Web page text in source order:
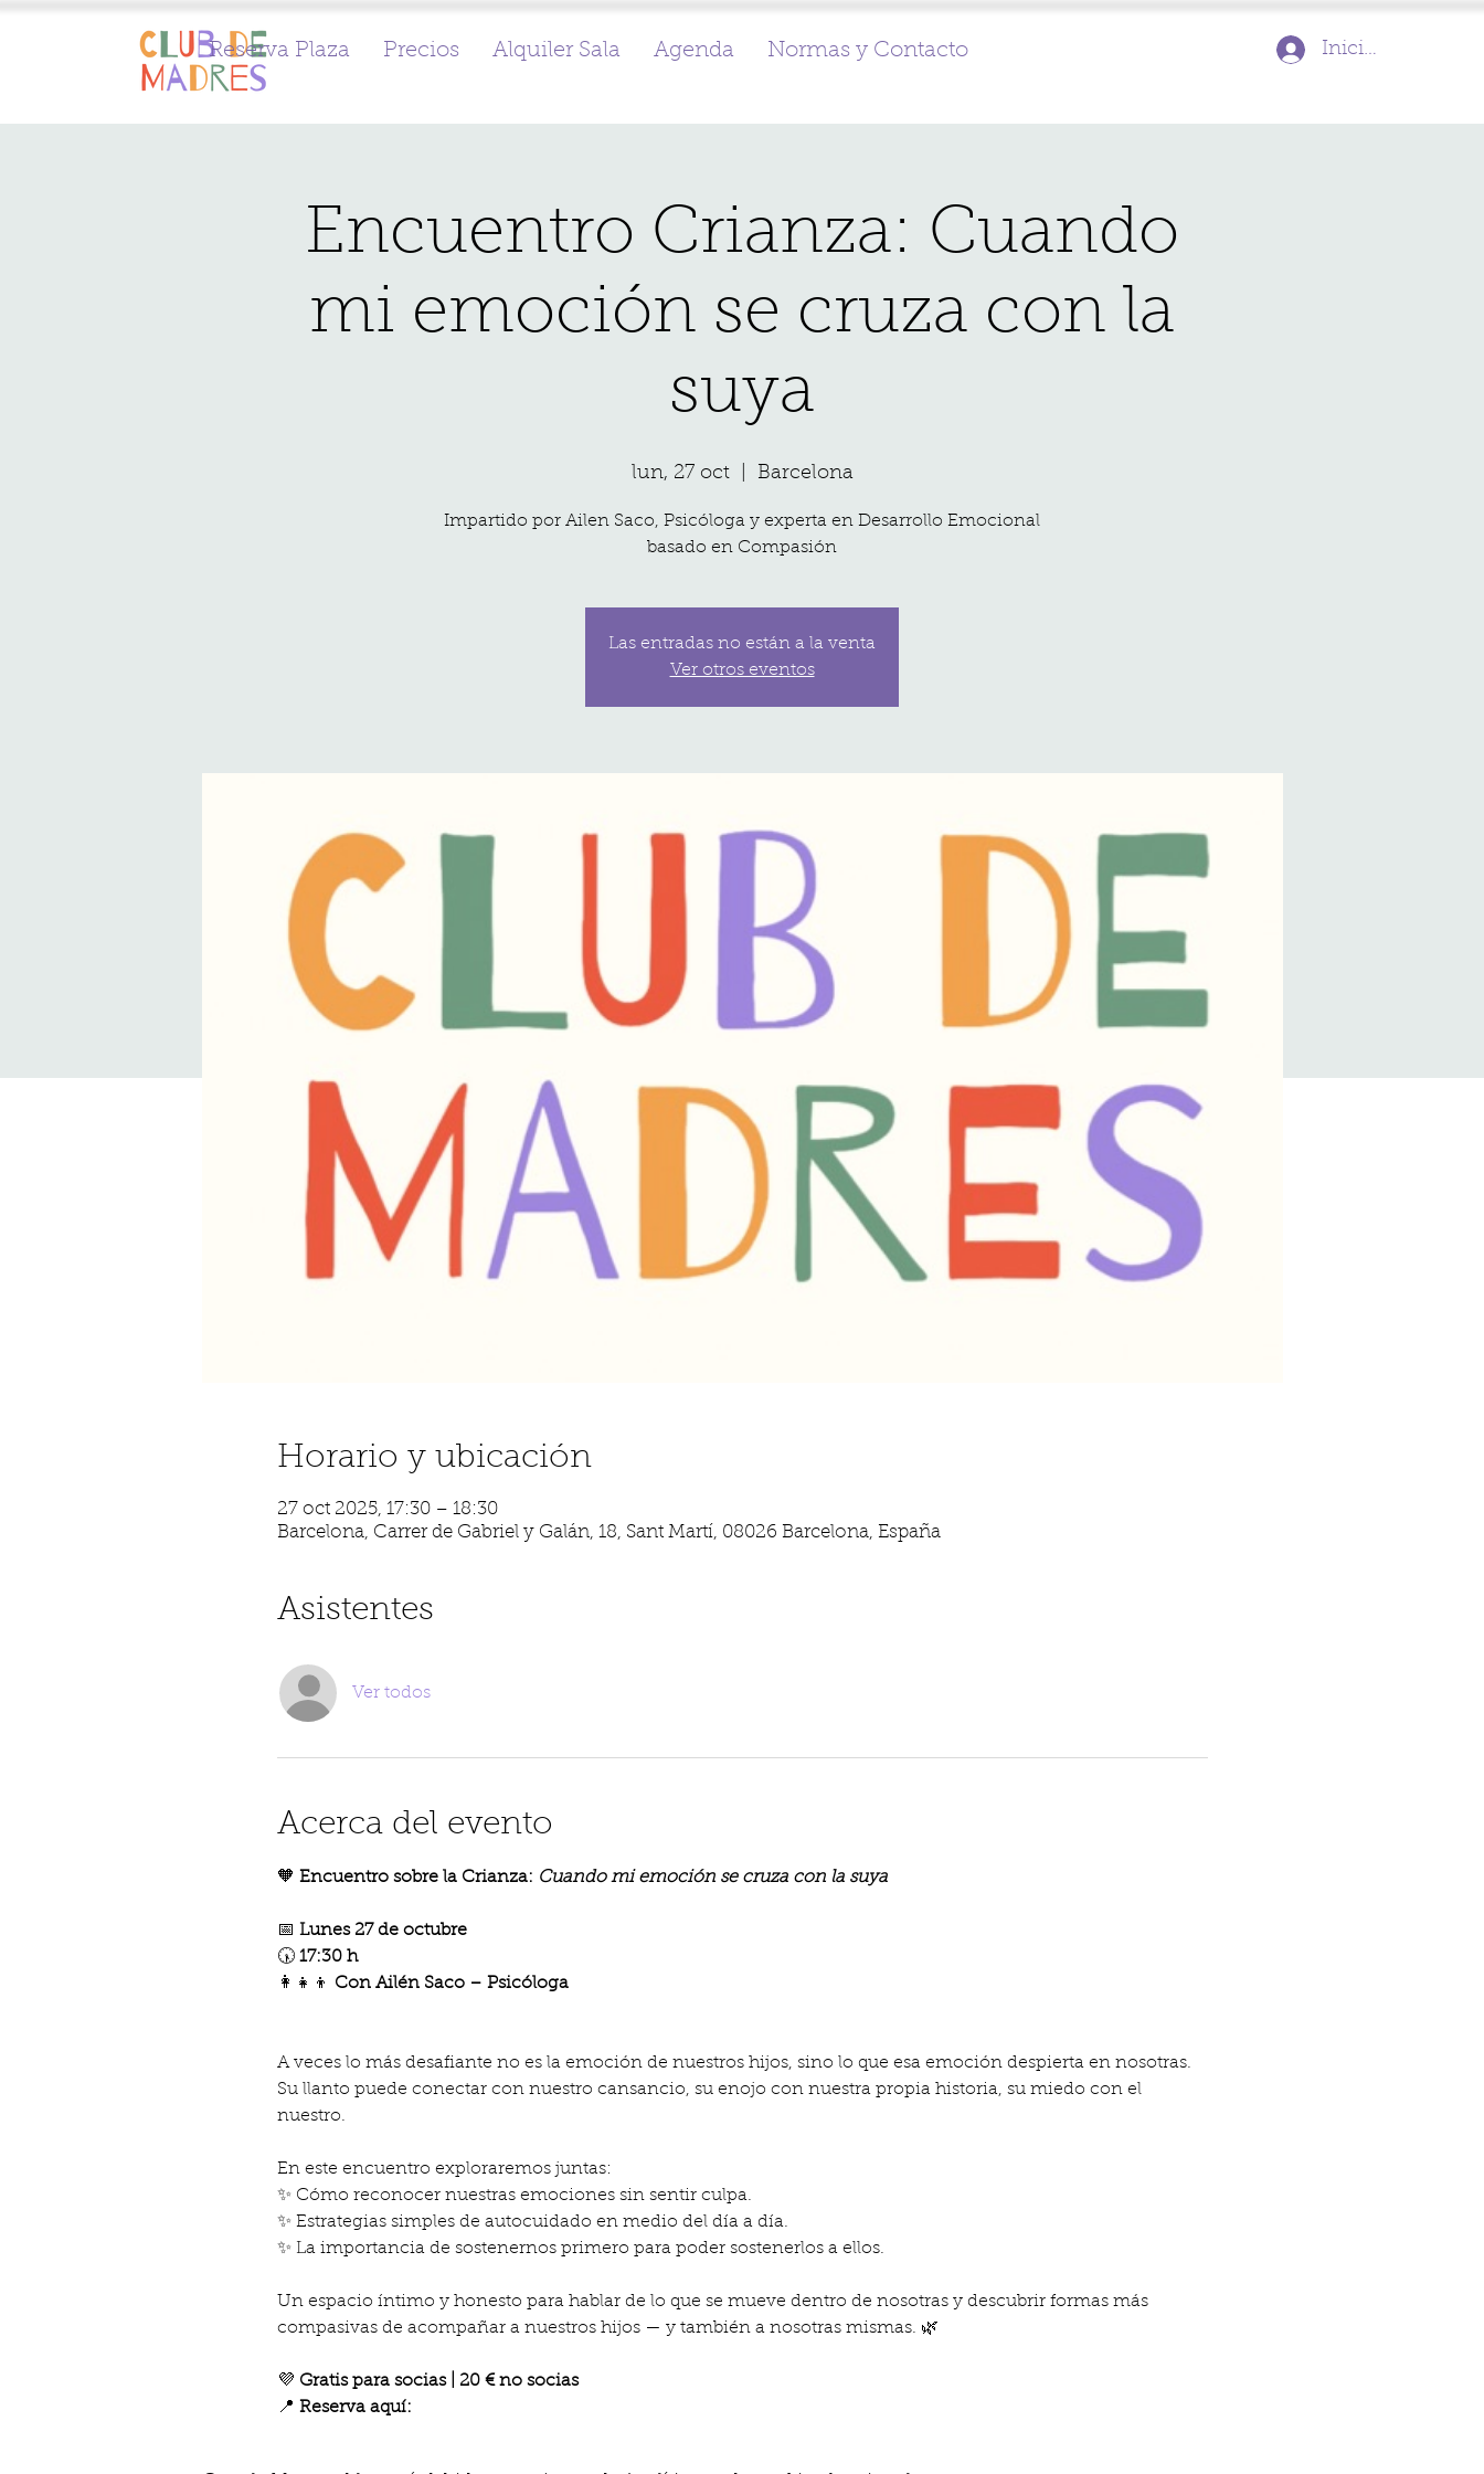
Reserva Plaza Precios Alquiler Sala Agenda Normas y Contacto Iniciar sesión
Encuentro Crianza: Cuando
mi emoción se cruza con la
suya
lun, 27 oct
  |
Barcelona
Impartido por Ailen Saco, Psicóloga y experta en Desarrollo Emocional
basado en Compasión
Las entradas no están a la venta
Ver otros eventos
Horario y ubicación
27 oct 2025, 17:30 – 18:30
Barcelona, Carrer de Gabriel y Galán, 18, Sant Martí, 08026 Barcelona, España
Asistentes
Ver todos
Acerca del evento
🧡 Encuentro sobre la Crianza: Cuando mi emoción se cruza con la suya
📅 Lunes 27 de octubre
🕠 17:30 h
👩‍👧‍👦 Con Ailén Saco – Psicóloga
A veces lo más desafiante no es la emoción de nuestros hijos, sino lo que esa emoción despierta en nosotras.
Su llanto puede conectar con nuestro cansancio, su enojo con nuestra propia historia, su miedo con el
nuestro.
En este encuentro exploraremos juntas:
✨ Cómo reconocer nuestras emociones sin sentir culpa.
✨ Estrategias simples de autocuidado en medio del día a día.
✨ La importancia de sostenernos primero para poder sostenerlos a ellos.
Un espacio íntimo y honesto para hablar de lo que se mueve dentro de nosotras y descubrir formas más
compasivas de acompañar a nuestros hijos — y también a nosotras mismas. 🌿
💜 Gratis para socias | 20 € no socias
📍 Reserva aquí: